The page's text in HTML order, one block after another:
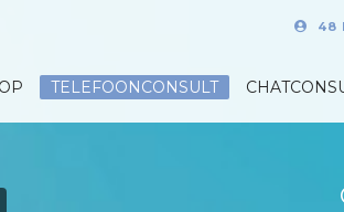
48
TELEFOONCONSULT